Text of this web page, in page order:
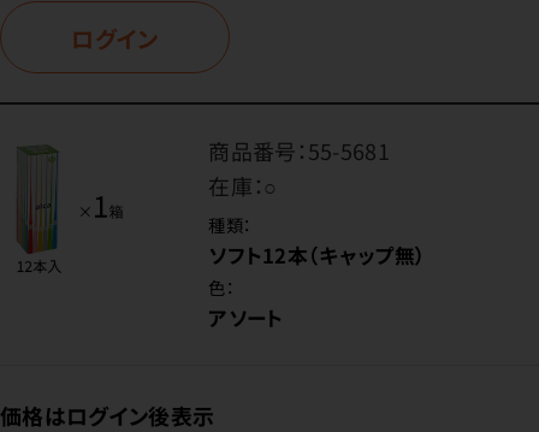
ログイン
商品番号：55-5681
在庫：○
種類：
ソフト12本（キャップ無）
色：
アソート
価格はログイン後表示